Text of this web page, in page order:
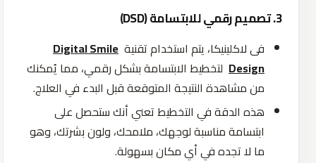
3. تصميمرقميللابتسامة(DSD)
في لاكلينيكا، يتم استخدام تقنية Digital Smile
Design لتخطيط الابتسامة بشكل رقمي، مما يُمكنك
من مشاهدة النتيجة المتوقعة قبل البدء في العلاج.
هذه الدقة في التخطيط تعني أنك ستحصل على
ابتسامة مناسبة لوجهك، ملامحك، ولون بشرتك، وهو
ما لا تجده في أي مكان بسهولة.